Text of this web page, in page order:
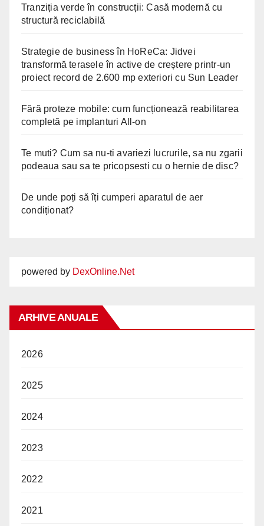
Tranziția verde în construcții: Casă modernă cu
structură reciclabilă
Strategie de business în HoReCa: Jidvei
transformă terasele în active de creștere printr-un
proiect record de 2.600 mp exteriori cu Sun Leader
Fără proteze mobile: cum funcționează reabilitarea
completă pe implanturi All-on
Te muti? Cum sa nu-ti avariezi lucrurile, sa nu zgarii
podeaua sau sa te pricopsesti cu o hernie de disc?
De unde poți să îți cumperi aparatul de aer
condiționat?
powered by DexOnline.Net
ARHIVE ANUALE
2026
2025
2024
2023
2022
2021